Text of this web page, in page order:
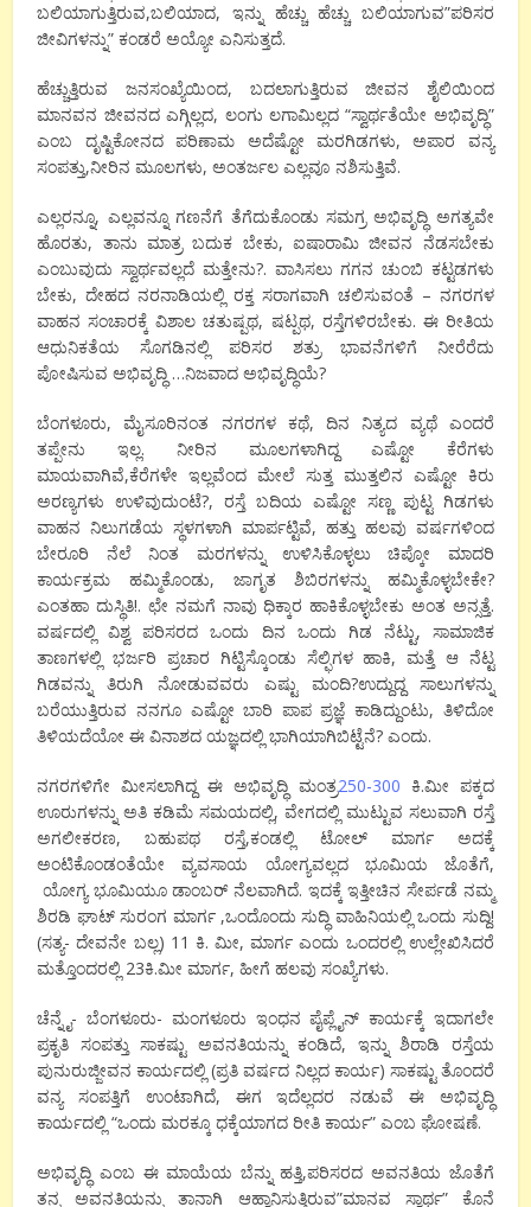
ಬಲಿಯಾಗುತ್ತಿರುವ,ಬಲಿಯಾದ, ಇನ್ನು ಹೆಚ್ಚು ಹೆಚ್ಚು ಬಲಿಯಾಗುವ”ಪರಿಸರ
ಜೀವಿಗಳನ್ನು” ಕಂಡರೆ ಅಯ್ಯೋ ಎನಿಸುತ್ತದೆ.
ಹೆಚ್ಚುತ್ತಿರುವ ಜನಸಂಖ್ಯೆಯಿಂದ, ಬದಲಾಗುತ್ತಿರುವ ಜೀವನ ಶೈಲಿಯಿಂದ
ಮಾನವನ ಜೀವನದ ಎಗ್ಗಿಲ್ಲದ, ಲಂಗು ಲಗಾಮಿಲ್ಲದ “ಸ್ವಾರ್ಥತೆಯೇ ಅಭಿವೃದ್ಧಿ”
ಎಂಬ ದೃಷ್ಟಿಕೋನದ ಪರಿಣಾಮ ಅದೆಷ್ಟೋ ಮರಗಿಡಗಳು, ಅಪಾರ ವನ್ಯ
ಸಂಪತ್ತು,ನೀರಿನ ಮೂಲಗಳು, ಅಂತರ್ಜಲ ಎಲ್ಲವೂ ನಶಿಸುತ್ತಿವೆ.
ಎಲ್ಲರನ್ನೂ, ಎಲ್ಲವನ್ನೂ ಗಣನೆಗೆ ತೆಗೆದುಕೊಂಡು ಸಮಗ್ರ ಅಭಿವೃದ್ಧಿ ಅಗತ್ಯವೇ
ಹೊರತು, ತಾನು ಮಾತ್ರ ಬದುಕ ಬೇಕು, ಐಷಾರಾಮಿ ಜೀವನ ನೆಡಸಬೇಕು
ಎಂಬುವುದು ಸ್ವಾರ್ಥವಲ್ಲದೆ ಮತ್ತೇನು?. ವಾಸಿಸಲು ಗಗನ ಚುಂಬಿ ಕಟ್ಟಡಗಳು
ಬೇಕು, ದೇಹದ ನರನಾಡಿಯಲ್ಲಿ ರಕ್ತ ಸರಾಗವಾಗಿ ಚಲಿಸುವಂತೆ – ನಗರಗಳ
ವಾಹನ ಸಂಚಾರಕ್ಕೆ ವಿಶಾಲ ಚತುಷ್ಪಥ, ಷಟ್ಪಥ, ರಸ್ತೆಗಳಿರಬೇಕು. ಈ ರೀತಿಯ
ಆಧುನಿಕತೆಯ ಸೊಗಡಿನಲ್ಲಿ ಪರಿಸರ ಶತ್ರು ಭಾವನೆಗಳಿಗೆ ನೀರೆರೆದು
ಪೋಷಿಸುವ ಅಭಿವೃದ್ಧಿ …ನಿಜವಾದ ಅಭಿವೃದ್ಧಿಯೆ?
ಬೆಂಗಳೂರು, ಮೈಸೂರಿನಂತ ನಗರಗಳ ಕಥೆ, ದಿನ ನಿತ್ಯದ ವ್ಯಥೆ ಎಂದರೆ
ತಪ್ಪೇನು ಇಲ್ಲ. ನೀರಿನ ಮೂಲಗಳಾಗಿದ್ದ ಎಷ್ಟೋ ಕೆರೆಗಳು
ಮಾಯವಾಗಿವೆ,ಕೆರೆಗಳೇ ಇಲ್ಲವೆಂದ ಮೇಲೆ ಸುತ್ತ ಮುತ್ತಲಿನ ಎಷ್ಟೋ ಕಿರು
ಅರಣ್ಯಗಳು ಉಳಿವುದುಂಟೆ?, ರಸ್ತೆ ಬದಿಯ ಎಷ್ಟೋ ಸಣ್ಣ ಪುಟ್ಟ ಗಿಡಗಳು
ವಾಹನ ನಿಲುಗಡೆಯ ಸ್ಥಳಗಳಾಗಿ ಮಾರ್ಪಟ್ಟಿವೆ, ಹತ್ತು ಹಲವು ವರ್ಷಗಳಿಂದ
ಬೇರೂರಿ ನೆಲೆ ನಿಂತ ಮರಗಳನ್ನು ಉಳಿಸಿಕೊಳ್ಳಲು ಚಿಪ್ಕೋ ಮಾದರಿ
ಕಾರ್ಯಕ್ರಮ ಹಮ್ಮಿಕೊಂಡು, ಜಾಗೃತ ಶಿಬಿರಗಳನ್ನು ಹಮ್ಮಿಕೊಳ್ಳಬೇಕೇ?
ಎಂತಹಾ ದುಸ್ಥಿತಿ!. ಛೇ ನಮಗೆ ನಾವು ಧಿಕ್ಕಾರ ಹಾಕಿಕೊಳ್ಳಬೇಕು ಅಂತ ಅನ್ಸತ್ತೆ.
ವರ್ಷದಲ್ಲಿ ವಿಶ್ವ ಪರಿಸರದ ಒಂದು ದಿನ ಒಂದು ಗಿಡ ನೆಟ್ಟು, ಸಾಮಾಜಿಕ
ತಾಣಗಳಲ್ಲಿ ಭರ್ಜರಿ ಪ್ರಚಾರ ಗಿಟ್ಟಿಸ್ಕೊಂಡು ಸೆಲ್ಫಿಗಳ ಹಾಕಿ, ಮತ್ತೆ ಆ ನೆಟ್ಟ
ಗಿಡವನ್ನು ತಿರುಗಿ ನೋಡುವವರು ಎಷ್ಟು ಮಂದಿ?ಉದ್ದುದ್ದ ಸಾಲುಗಳನ್ನು
ಬರೆಯುತ್ತಿರುವ ನನಗೂ ಎಷ್ಟೋ ಬಾರಿ ಪಾಪ ಪ್ರಜ್ಞೆ ಕಾಡಿದ್ದುಂಟು, ತಿಳಿದೋ
ತಿಳಿಯದೆಯೋ ಈ ವಿನಾಶದ ಯಜ್ಞದಲ್ಲಿ ಭಾಗಿಯಾಗಿಬಿಟ್ಟೆನೆ? ಎಂದು.
ನಗರಗಳಿಗೇ ಮೀಸಲಾಗಿದ್ದ ಈ ಅಭಿವೃದ್ಧಿ ಮಂತ್ರ250-300 ಕಿ.ಮೀ ಪಕ್ಕದ
ಊರುಗಳನ್ನು ಅತಿ ಕಡಿಮೆ ಸಮಯದಲ್ಲಿ, ವೇಗದಲ್ಲಿ ಮುಟ್ಟುವ ಸಲುವಾಗಿ ರಸ್ತೆ
ಅಗಲೀಕರಣ, ಬಹುಪಥ ರಸ್ತೆ,ಕಂಡಲ್ಲಿ ಟೋಲ್ ಮಾರ್ಗ ಅದಕ್ಕೆ
ಅಂಟಿಕೊಂಡಂತೆಯೇ ವ್ಯವಸಾಯ ಯೋಗ್ಯವಲ್ಲದ ಭೂಮಿಯ ಜೊತೆಗೆ,
ಯೋಗ್ಯ ಭೂಮಿಯೂ ಡಾಂಬರ್ ನೆಲವಾಗಿದೆ. ಇದಕ್ಕೆ ಇತ್ತೀಚಿನ ಸೇರ್ಪಡೆ ನಮ್ಮ
ಶಿರಡಿ ಘಾಟ್ ಸುರಂಗ ಮಾರ್ಗ ,ಒಂದೊಂದು ಸುದ್ಧಿ ವಾಹಿನಿಯಲ್ಲಿ ಒಂದು ಸುದ್ದಿ!
(ಸತ್ಯ- ದೇವನೇ ಬಲ್ಲ) 11 ಕಿ. ಮೀ, ಮಾರ್ಗ ಎಂದು ಒಂದರಲ್ಲಿ ಉಲ್ಲೇಖಿಸಿದರೆ
ಮತ್ತೊಂದರಲ್ಲಿ 23ಕಿ.ಮೀ ಮಾರ್ಗ, ಹೀಗೆ ಹಲವು ಸಂಖ್ಯೆಗಳು.
ಚೆನ್ನೈ- ಬೆಂಗಳೂರು- ಮಂಗಳೂರು ಇಂಧನ ಪೈಪ್ಲೈನ್ ಕಾರ್ಯಕ್ಕೆ ಇದಾಗಲೇ
ಪ್ರಕೃತಿ ಸಂಪತ್ತು ಸಾಕಷ್ಟು ಅವನತಿಯನ್ನು ಕಂಡಿದೆ, ಇನ್ನು ಶಿರಾಡಿ ರಸ್ತೆಯ
ಪುನುರುಜ್ಜೀವನ ಕಾರ್ಯದಲ್ಲಿ (ಪ್ರತಿ ವರ್ಷದ ನಿಲ್ಲದ ಕಾರ್ಯ) ಸಾಕಷ್ಟು ತೊಂದರೆ
ವನ್ಯ ಸಂಪತ್ತಿಗೆ ಉಂಟಾಗಿದೆ, ಈಗ ಇದೆಲ್ಲದರ ನಡುವೆ ಈ ಅಭಿವೃದ್ಧಿ
ಕಾರ್ಯದಲ್ಲಿ “ಒಂದು ಮರಕ್ಕೂ ಧಕ್ಕೆಯಾಗದ ರೀತಿ ಕಾರ್ಯ” ಎಂಬ ಘೋಷಣೆ.
ಅಭಿವೃದ್ಧಿ ಎಂಬ ಈ ಮಾಯೆಯ ಬೆನ್ನು ಹತ್ತಿ,ಪರಿಸರದ ಅವನತಿಯ ಜೊತೆಗೆ
ತನ್ನ ಅವನತಿಯನ್ನು ತಾನಾಗಿ ಆಹ್ವಾನಿಸುತ್ತಿರುವ”ಮಾನವ ಸ್ವಾರ್ಥ” ಕೊನೆ